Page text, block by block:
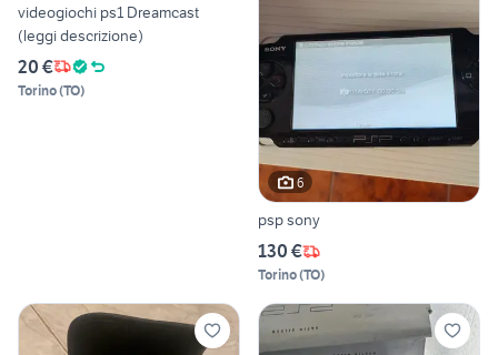
videogiochi ps1 Dreamcast
(leggi descrizione)
20 €
Torino(TO)
6
psp sony
130 €
Torino(TO)